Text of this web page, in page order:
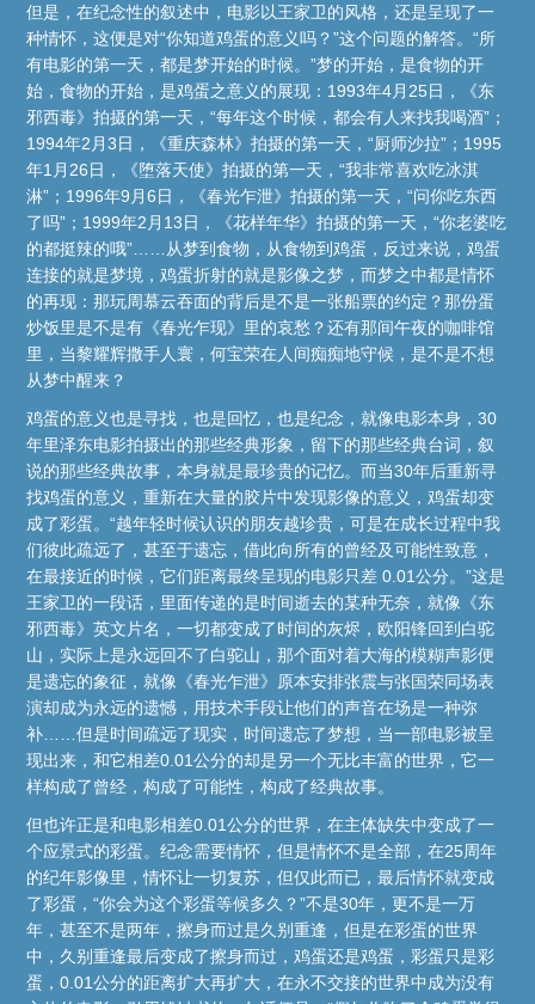
但是，在纪念性的叙述中，电影以王家卫的风格，还是呈现了一
种情怀，这便是对“你知道鸡蛋的意义吗？”这个问题的解答。“所
有电影的第一天，都是梦开始的时候。”梦的开始，是食物的开
始，食物的开始，是鸡蛋之意义的展现：1993年4月25日，《东
邪西毒》拍摄的第一天，“每年这个时候，都会有人来找我喝酒”；
1994年2月3日，《重庆森林》拍摄的第一天，“厨师沙拉”；1995
年1月26日，《堕落天使》拍摄的第一天，“我非常喜欢吃冰淇
淋”；1996年9月6日，《春光乍泄》拍摄的第一天，“问你吃东西
了吗”；1999年2月13日，《花样年华》拍摄的第一天，“你老婆吃
的都挺辣的哦”……从梦到食物，从食物到鸡蛋，反过来说，鸡蛋
连接的就是梦境，鸡蛋折射的就是影像之梦，而梦之中都是情怀
的再现：那玩周慕云吞面的背后是不是一张船票的约定？那份蛋
炒饭里是不是有《春光乍现》里的哀愁？还有那间午夜的咖啡馆
里，当黎耀辉撒手人寰，何宝荣在人间痴痴地守候，是不是不想
从梦中醒来？
鸡蛋的意义也是寻找，也是回忆，也是纪念，就像电影本身，30
年里泽东电影拍摄出的那些经典形象，留下的那些经典台词，叙
说的那些经典故事，本身就是最珍贵的记忆。而当30年后重新寻
找鸡蛋的意义，重新在大量的胶片中发现影像的意义，鸡蛋却变
成了彩蛋。“越年轻时候认识的朋友越珍贵，可是在成长过程中我
们彼此疏远了，甚至于遗忘，借此向所有的曾经及可能性致意，
在最接近的时候，它们距离最终呈现的电影只差 0.01公分。”这是
王家卫的一段话，里面传递的是时间逝去的某种无奈，就像《东
邪西毒》英文片名，一切都变成了时间的灰烬，欧阳锋回到白驼
山，实际上是永远回不了白驼山，那个面对着大海的模糊声影便
是遗忘的象征，就像《春光乍泄》原本安排张震与张国荣同场表
演却成为永远的遗憾，用技术手段让他们的声音在场是一种弥
补……但是时间疏远了现实，时间遗忘了梦想，当一部电影被呈
现出来，和它相差0.01公分的却是另一个无比丰富的世界，它一
样构成了曾经，构成了可能性，构成了经典故事。
但也许正是和电影相差0.01公分的世界，在主体缺失中变成了一
个应景式的彩蛋。纪念需要情怀，但是情怀不是全部，在25周年
的纪年影像里，情怀让一切复苏，但仅此而已，最后情怀就变成
了彩蛋，“你会为这个彩蛋等候多久？”不是30年，更不是一万
年，甚至不是两年，擦身而过是久别重逢，但是在彩蛋的世界
中，久别重逢最后变成了擦身而过，鸡蛋还是鸡蛋，彩蛋只是彩
蛋，0.01公分的距离扩大再扩大，在永不交接的世界中成为没有